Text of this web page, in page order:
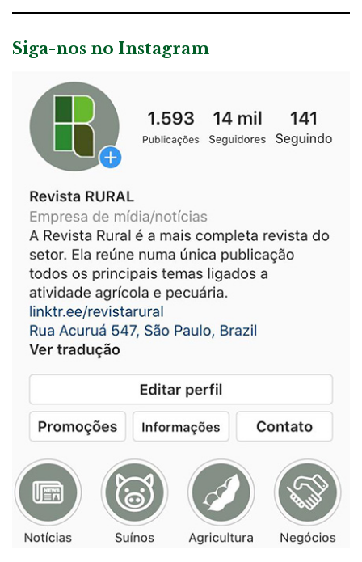
Siga-nos no Instagram